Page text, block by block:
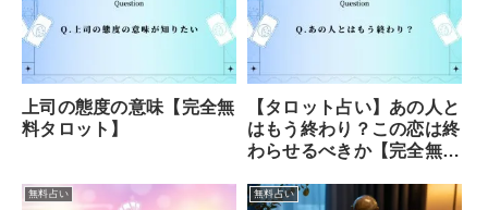
上司の態度の意味【完全無
料タロット】
【タロット占い】あの人と
はもう終わり？この恋は終
わらせるべきか【完全無
無料占い 無料占い